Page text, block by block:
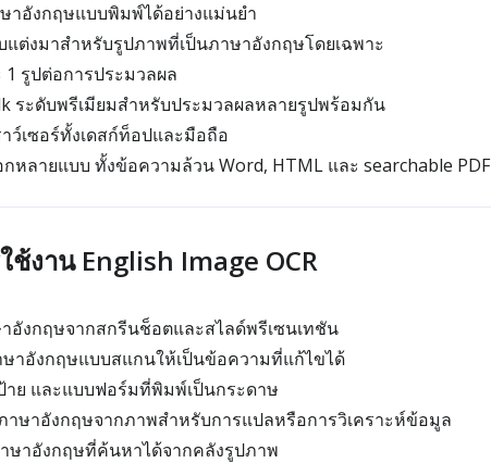
าอังกฤษแบบพิมพ์ได้อย่างแม่นยำ
แต่งมาสำหรับรูปภาพที่เป็นภาษาอังกฤษโดยเฉพาะ
1 รูปต่อการประมวลผล
ระดับพรีเมียมสำหรับประมวลผลหลายรูปพร้อมกัน
ว์เซอร์ทั้งเดสก์ท็อปและมือถือ
หลายแบบ ทั้งข้อความล้วน Word, HTML และ searchable PDF
ช้งาน English Image OCR
อังกฤษจากสกรีนช็อตและสไลด์พรีเซนเทชัน
ษาอังกฤษแบบสแกนให้เป็นข้อความที่แก้ไขได้
าย และแบบฟอร์มที่พิมพ์เป็นกระดาษ
าษาอังกฤษจากภาพสำหรับการแปลหรือการวิเคราะห์ข้อมูล
ษาอังกฤษที่ค้นหาได้จากคลังรูปภาพ